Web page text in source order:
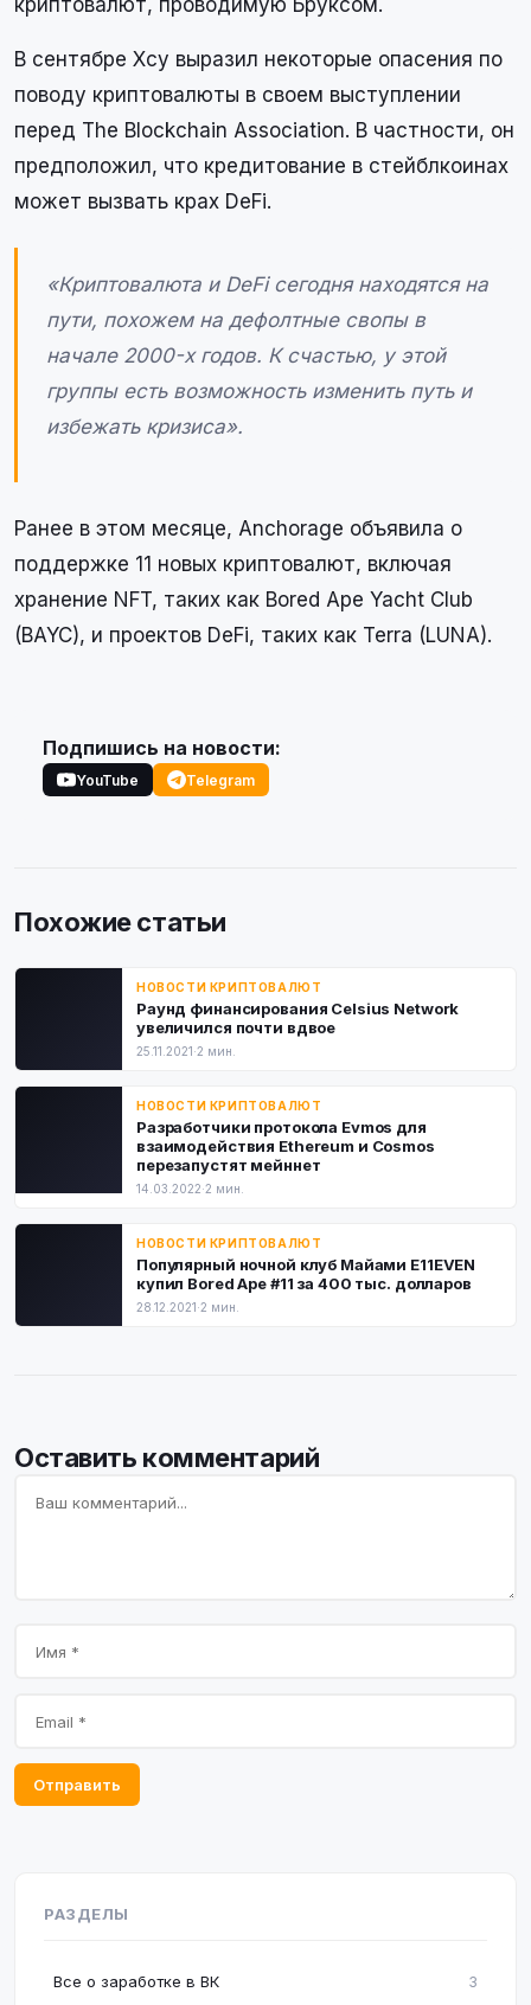
криптовалют, проводимую Бруксом.
В сентябре Хсу выразил некоторые опасения по
поводу криптовалюты в своем выступлении
перед The ​​Blockchain Association. В частности, он
предположил, что кредитование в стейблкоинах
может вызвать крах DeFi.
«Криптовалюта и DeFi сегодня находятся на
пути, похожем на дефолтные свопы в
начале 2000-х годов. К счастью, у этой
группы есть возможность изменить путь и
избежать кризиса».
Ранее в этом месяце, Anchorage объявила о
поддержке 11 новых криптовалют, включая
хранение NFT, таких как Bored Ape Yacht Club
(BAYC), и проектов DeFi, таких как Terra (LUNA).
Подпишись на новости:
YouTube Telegram
Похожие статьи
НОВОСТИ КРИПТОВАЛЮТ
Раунд финансирования Celsius Network
увеличился почти вдвое
25.11.2021·2 мин.
НОВОСТИ КРИПТОВАЛЮТ
Разработчики протокола Evmos для
взаимодействия Ethereum и Cosmos
перезапустят мейннет
14.03.2022·2 мин.
НОВОСТИ КРИПТОВАЛЮТ
Популярный ночной клуб Майами E11EVEN
купил Bored Ape #11 за 400 тыс. долларов
28.12.2021·2 мин.
Оставить комментарий
Отправить
РАЗДЕЛЫ
Все о заработке в ВК 3